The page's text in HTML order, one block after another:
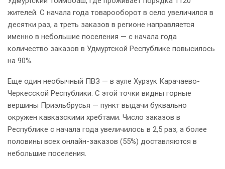
жителей. С начала года товарооборот в село увеличился в
десятки раз, а треть заказов в регионе направляется
именно в небольшие поселения — с начала года
количество заказов в Удмуртской Республике повысилось
на 90%.
Еще один необычный ПВЗ — в ауле Хурзук Карачаево-
Черкесской Республики. С этой точки видны горные
вершины Приэльбрусья — пункт выдачи буквально
окружен кавказскими хребтами. Число заказов в
Республике с начала года увеличилось в 2,5 раз, а более
половины всех онлайн-заказов (55%) доставляются в
небольшие поселения.